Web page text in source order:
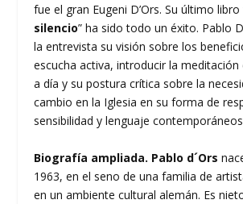
fue el gran Eugeni D’Ors. Su último libro
silencio” ha sido todo un éxito. Pablo
la entrevista su visión sobre los
escucha activa, introducir la meditación
a día y su postura crítica sobre la
cambio en la Iglesia en su forma de
sensibilidad y lenguaje
Biografía ampliada. Pablo d´Ors
1963, en el seno de una familia de
en un ambiente cultural alemán. Es